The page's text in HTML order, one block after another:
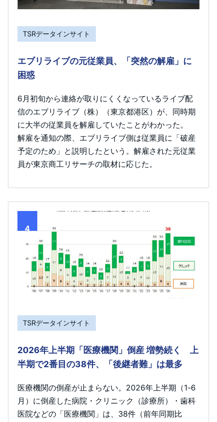
TSRデータインサイト
エブリライブの元従業員、「突然の解雇」に
困惑
6月初旬から連絡が取りにくくなっているライブ配
信のエブリライブ（株）（東京都港区）が、同時期
に大半の従業員を解雇していたことがわかった。
解雇を通知の際、エブリライブ側は従業員に「破産
予定のため」と説明したという。解雇された元従業
員が東京商工リサーチの取材に応じた。
4
TSRデータインサイト
2026年上半期「医療機関」倒産 増勢続く 上
半期で2番目の38件、「後継者難」は最多
医療機関の倒産が止まらない。2026年上半期（1-6
月）に倒産した病院・クリニック（診療所）・歯科
医院などの「医療機関」は、38件（前年同期比